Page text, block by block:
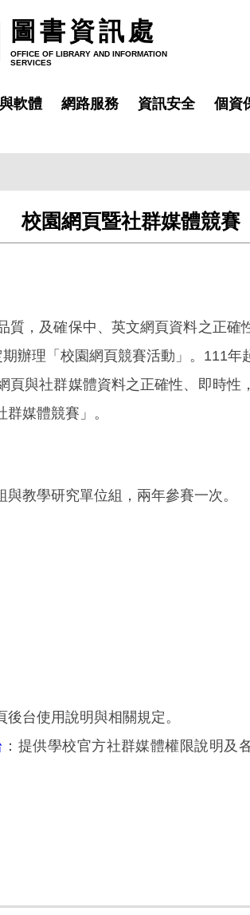
圖書資訊處
OFFICE OF LIBRARY AND INFORMATION
SERVICES
軟體 網路服務 資訊安全 個資
校園網頁暨社群媒體競賽
，及確保中、英文網頁資料之正確
辦理「校園網頁競賽活動」。111年
與社群媒體資料之正確性、即時性
媒體競賽」。
教學研究單位組，兩年參賽一次。
後台使用說明與相關規定。
：提供學校官方社群媒體權限說明及